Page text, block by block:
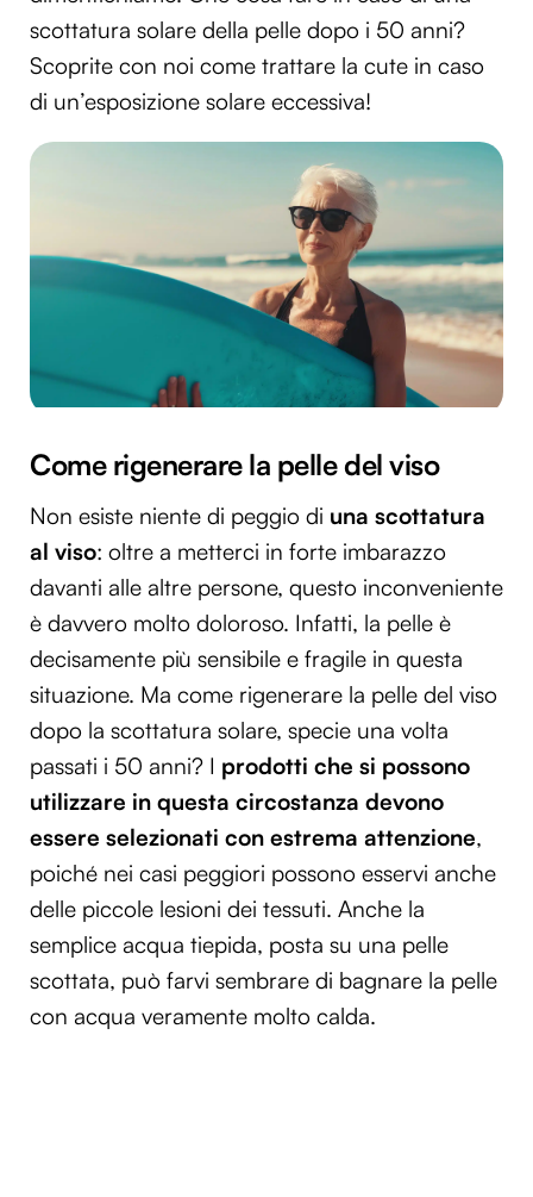
scottatura solare della pelle dopo i 50 anni?
Scoprite con noi come trattare la cute in caso
di un’esposizione solare eccessiva!
Come rigenerare la pelle del viso
Non esiste niente di peggio di una scottatura
al viso: oltre a metterci in forte imbarazzo
davanti alle altre persone, questo inconveniente
è davvero molto doloroso. Infatti, la pelle è
decisamente più sensibile e fragile in questa
situazione. Ma come rigenerare la pelle del viso
dopo la scottatura solare, specie una volta
passati i 50 anni? I prodotti che si possono
utilizzare in questa circostanza devono
essere selezionati con estrema attenzione,
poiché nei casi peggiori possono esservi anche
delle piccole lesioni dei tessuti. Anche la
semplice acqua tiepida, posta su una pelle
scottata, può farvi sembrare di bagnare la pelle
con acqua veramente molto calda.